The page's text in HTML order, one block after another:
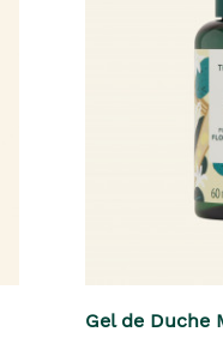
Gel de Duche